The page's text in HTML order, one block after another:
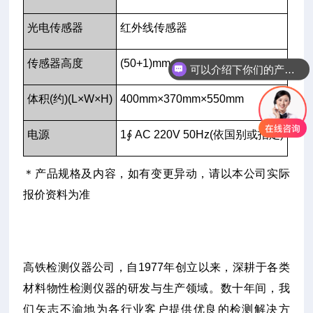
光电传感器 红外线传感器
传感器高度 (50+1)mm
体积(约)(L×W×H) 400mm×370mm×550mm
电源 1∮ AC 220V 50Hz(依国别或指定)
＊产品规格及内容，如有变更异动，请以本公司实际
报价资料为准
高铁检测仪器公司，自1977年创立以来，深耕于各类
材料物性检测仪器的研发与生产领域。数十年间，我
们矢志不渝地为各行业客户提供优良的检测解决方
可以介绍下你们的产品么